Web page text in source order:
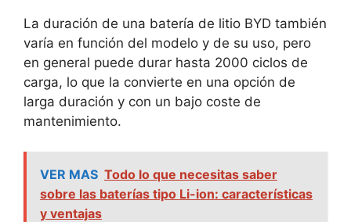
La duración de una batería de litio BYD también
varía en función del modelo y de su uso, pero
en general puede durar hasta 2000 ciclos de
carga, lo que la convierte en una opción de
larga duración y con un bajo coste de
mantenimiento.
VER MAS Todo lo que necesitas saber
sobre las baterías tipo Li-ion: características
y ventajas